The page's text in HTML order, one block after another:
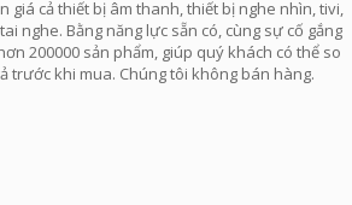
giá cả thiết bị âm thanh, thiết bị nghe nhìn, tivi,
nghe. Bằng năng lực sẵn có, cùng sự cố gắng
200000 sản phẩm, giúp quý khách có thể so
trước khi mua. Chúng tôi không bán hàng.